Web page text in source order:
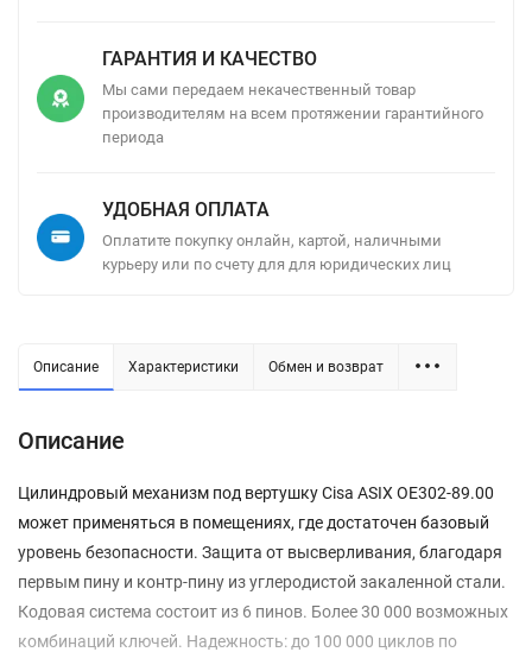
ГАРАНТИЯ И КАЧЕСТВО
Мы сами передаем некачественный товар
производителям на всем протяжении гарантийного
периода
УДОБНАЯ ОПЛАТА
Оплатите покупку онлайн, картой, наличными
курьеру или по счету для для юридических лиц
Описание Характеристики Обмен и возврат
Описание
Цилиндровый механизм под вертушку Cisa ASIX OE302-89.00
может применяться в помещениях, где достаточен базовый
уровень безопасности. Защита от высверливания, благодаря
первым пину и контр-пину из углеродистой закаленной стали.
Кодовая система состоит из 6 пинов. Более 30 000 возможных
комбинаций ключей. Надежность: до 100 000 циклов по